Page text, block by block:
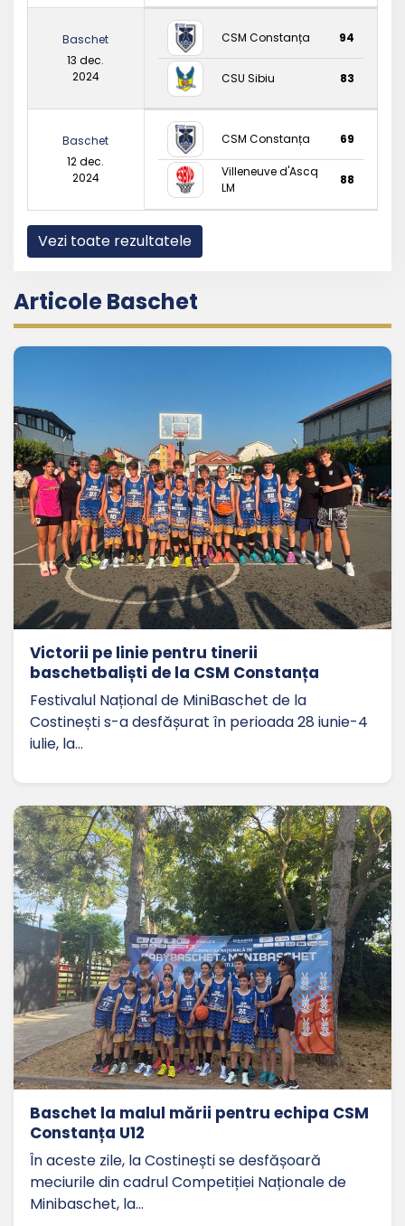
Baschet
13 dec.
2024
CSM Constanța 94
CSU Sibiu 83
Baschet
12 dec.
2024
CSM Constanța 69
Villeneuve d'Ascq
LM
88
Vezi toate rezultatele
Articole Baschet
Victorii pe linie pentru tinerii
baschetbaliști de la CSM Constanța
Festivalul Național de MiniBaschet de la
Costinești s-a desfășurat în perioada 28 iunie-4
iulie, la…
Baschet la malul mării pentru echipa CSM
Constanța U12
În aceste zile, la Costinești se desfășoară
meciurile din cadrul Competiției Naționale de
Minibaschet, la…